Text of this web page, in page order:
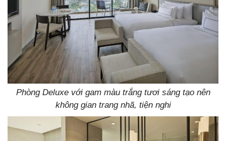
Phòng Deluxe với gam màu trắng tươi sáng tạo nên
không gian trang nhã, tiện nghi